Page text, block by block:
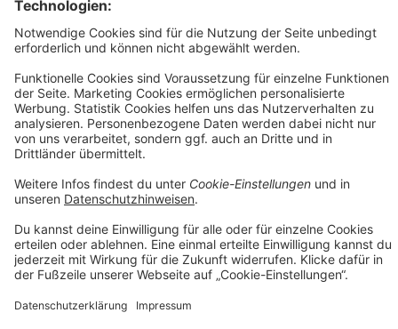
*** Gilt für Lieferungen nach Deutschland. Lieferzeiten für andere
Länder und Informationen zur Berechnung des Liefertermins siehe
Versandkostentabelle
[1] Vermittlung erfolgt ausschließlich für unseren
Finanzierungspartner: TARGOBANK AG, Kasernenstr. 10, 40213
Düsseldorf.
[2] Die dargestellten Leasingraten werden durch einen integrierten
Rechner der Smartfit GmbH auf Basis Ihrer Eingaben kalkuliert und
sich nicht um ein verbindliches Angebot im rechtlichen Sinne. Die
tatsächliche Leasingrate kann insbesondere aufgrund von
sowie etwaigen Zusatzleistungen abweichen. Maßgeblich sind
ausschließlich die Konditionen des jeweiligen Leasingvertrags
sowie die verbindliche Kalkulation des Leasinggebers.
einen geringen Aufschlag von max. 5% auf den Angebotspreis.